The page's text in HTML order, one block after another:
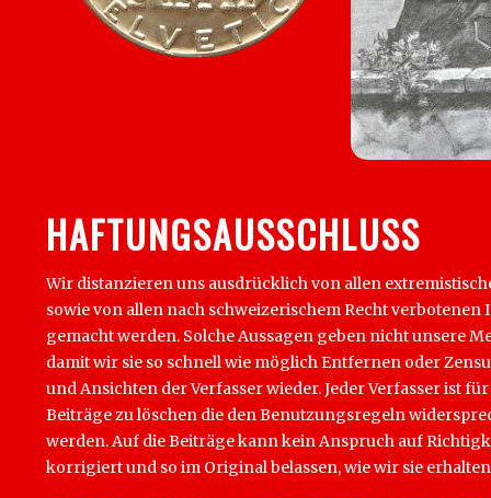
HAFTUNGSAUSSCHLUSS
Wir distanzieren uns ausdrücklich von allen
sowie von allen nach schweizerischem Recht
gemacht werden. Solche Aussagen geben nicht unsere
damit wir sie so schnell wie möglich Entfernen oder
und Ansichten der Verfasser wieder. Jeder Verfasser ist
Beiträge zu löschen die den Benutzungsregeln
werden. Auf die Beiträge kann kein Anspruch auf
korrigiert und so im Original belassen, wie wir sie